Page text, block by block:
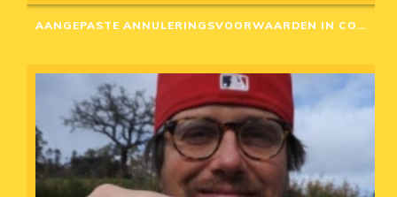
AANGEPASTE ANNULERINGSVOORWAARDEN IN CORONA-TIJD